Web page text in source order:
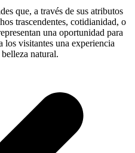
que, a través de sus atributos
trascendentes, cotidianidad, o
una oportunidad para
los visitantes una experiencia
natural.